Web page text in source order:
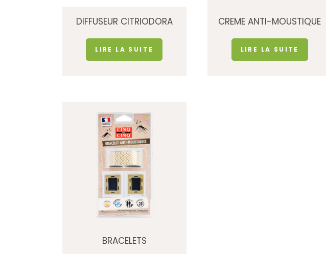
DIFFUSEUR CITRIODORA
LIRE LA SUITE
CREME ANTI-MOUSTIQUE
LIRE LA SUITE
BRACELETS